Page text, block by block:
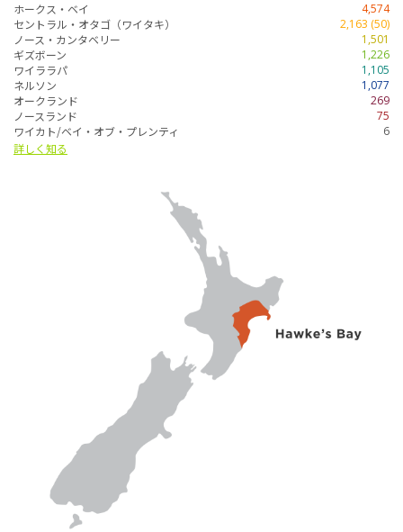
ホークス・ベイ
4,574
セントラル・オタゴ（ワイタキ）
2,163 (50)
ノース・カンタベリー
1,501
ギズボーン
1,226
ワイララパ
1,105
ネルソン
1,077
オークランド
269
ノースランド
75
ワイカト/ベイ・オブ・プレンティ
6
詳しく知る